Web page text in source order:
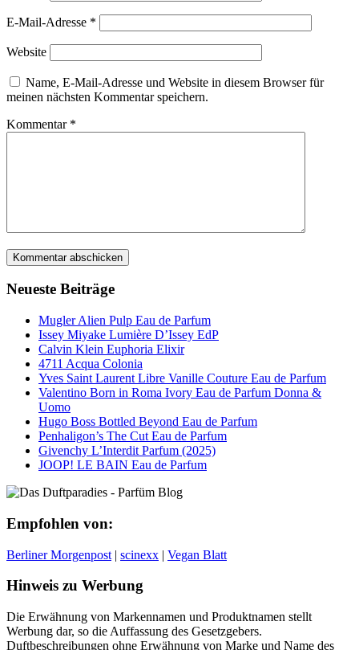
E-Mail-Adresse *
Website
Name, E-Mail-Adresse und Website in diesem Browser für
meinen nächsten Kommentar speichern.
Kommentar *
Neueste Beiträge
Mugler Alien Pulp Eau de Parfum
Issey Miyake Lumière D’Issey EdP
Calvin Klein Euphoria Elixir
4711 Acqua Colonia
Yves Saint Laurent Libre Vanille Couture Eau de Parfum
Valentino Born in Roma Ivory Eau de Parfum Donna &
Uomo
Hugo Boss Bottled Beyond Eau de Parfum
Penhaligon’s The Cut Eau de Parfum
Givenchy L’Interdit Parfum (2025)
JOOP! LE BAIN Eau de Parfum
Empfohlen von:
Berliner Morgenpost | scinexx | Vegan Blatt
Hinweis zu Werbung
Die Erwähnung von Markennamen und Produktnamen stellt
Werbung dar, so die Auffassung des Gesetzgebers.
Duftbeschreibungen ohne Erwähnung von Marke und Name des